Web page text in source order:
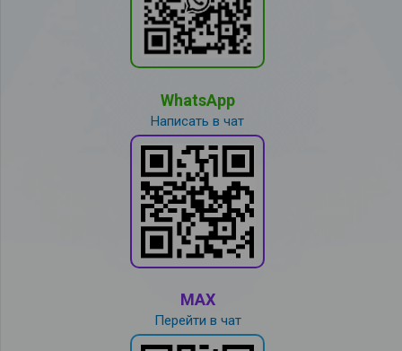
WhatsApp
Написать в чат
MAX
Перейти в чат